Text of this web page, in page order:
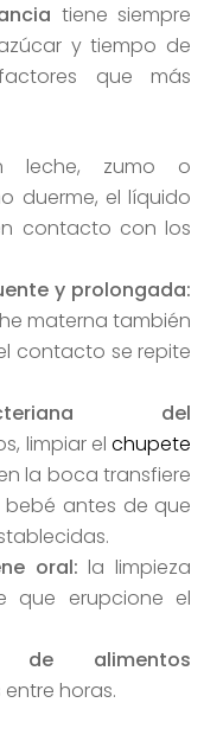
tiene siempre
y tiempo de
que más
leche, zumo o
duerme, el líquido
contacto con los
y prolongada:
materna también
contacto se repite
del
limpiar elchupete
la boca transfiere
antes de que
oral: la limpieza
que erupcione el
de alimentos
entre horas.